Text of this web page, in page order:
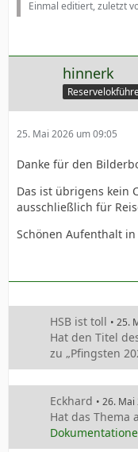
Einmal editiert, zuletzt
hinnerk
25. Mai 2026 um 09:05
Danke für den
Das ist übrigens kein
ausschließlich für
Schönen Aufenthalt in
HSB ist toll 25.
Hat den Titel
zu „Pfingsten
Eckhard 26. Mai
Hat das Thema